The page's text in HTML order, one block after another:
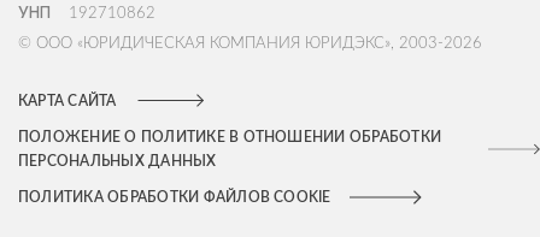
УНП
192710862
© ООО «ЮРИДИЧЕСКАЯ КОМПАНИЯ ЮРИДЭКС», 2003-2026
КАРТА САЙТА
ПОЛОЖЕНИЕ О ПОЛИТИКЕ В ОТНОШЕНИИ ОБРАБОТКИ
ПЕРСОНАЛЬНЫХ ДАННЫХ
ПОЛИТИКА ОБРАБОТКИ ФАЙЛОВ COOKIE